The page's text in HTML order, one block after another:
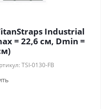
Industrial
= 22,6 см, Dmin =
TSI-0130-FB